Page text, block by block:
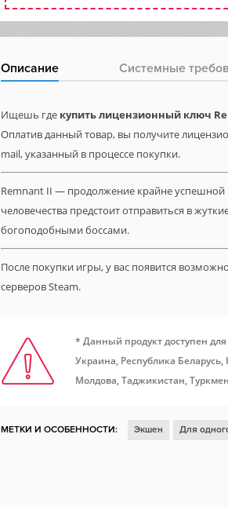
Описание Системные
Ищешь где купить лицензионный ключ
Оплатив данный товар, вы получите
mail, указанный в процессе покупки.
Remnant II — продолжение крайне
человечества предстоит отправиться в
богоподобными боссами.
После покупки игры, у вас появится
серверов Steam.
* Данный продукт доступен
Украина, Республика
Молдова, Таджикистан,
МЕТКИ И ОСОБЕННОСТИ: Экшен Для